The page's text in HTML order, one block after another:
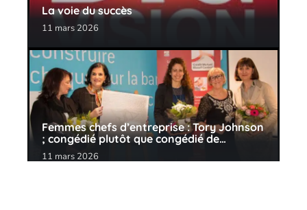
La voie du succès
11 mars 2026
Femmes chefs d’entreprise : Tory Johnson
; congédié plutôt que congédié de…
11 mars 2026